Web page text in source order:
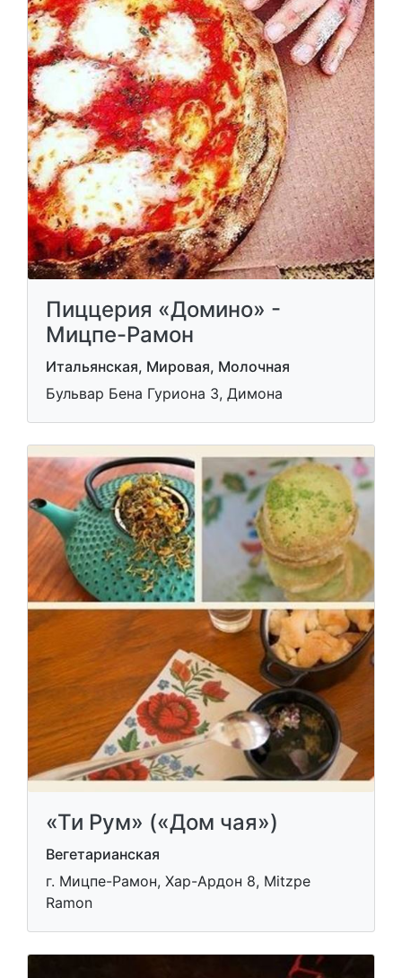
Пиццерия «Домино» -
Мицпе-Рамон
Итальянская, Мировая, Молочная
Бульвар Бена Гуриона 3, Димона
«Ти Рум» («Дом чая»)
Вегетарианская
г. Мицпе-Рамон, Хар-Ардон 8, Mitzpe
Ramon